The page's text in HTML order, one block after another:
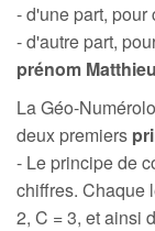
- d'une part, pour
- d'autre part,
prénom Matthieu
La Géo-
deux premiers
- Le principe de
chiffres. Chaque
2, C = 3, et ainsi